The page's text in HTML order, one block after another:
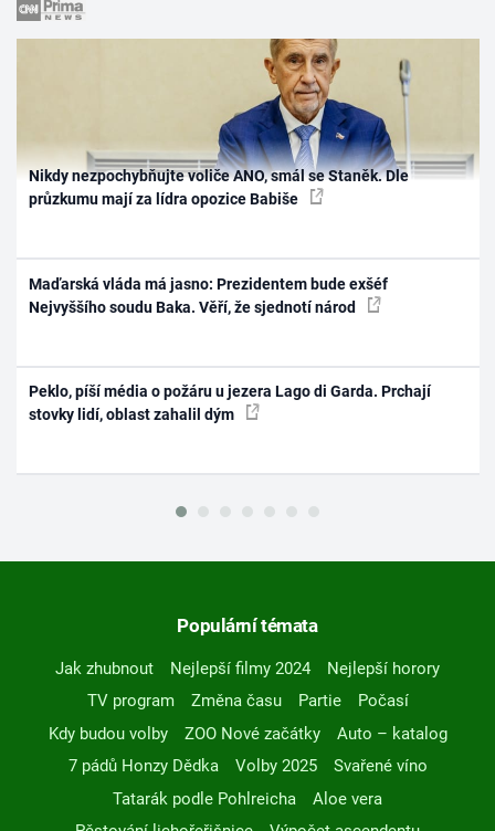
Nikdy nezpochybňujte voliče ANO, smál se Staněk. Dle
průzkumu mají za lídra opozice Babiše
Maďarská vláda má jasno: Prezidentem bude exšéf
Nejvyššího soudu Baka. Věří, že sjednotí národ
Peklo, píší média o požáru u jezera Lago di Garda. Prchají
stovky lidí, oblast zahalil dým
Populární témata
Jak zhubnout Nejlepší filmy 2024
Nejlepší horory
TV program
Změna času Partie
Počasí
Kdy budou volby
ZOO Nové začátky
Auto – katalog
7 pádů Honzy Dědka
Volby 2025
Svařené víno
Tatarák podle Pohlreicha
Aloe vera